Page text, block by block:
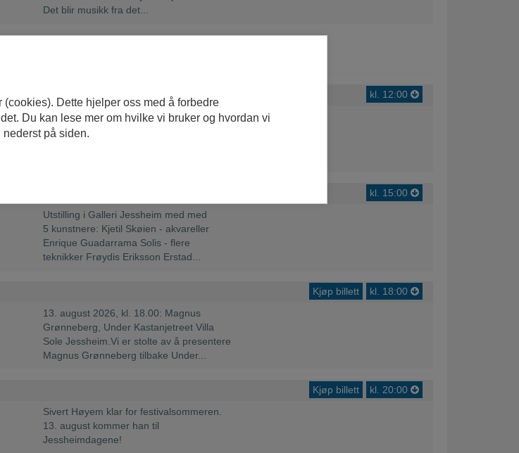
Dette hjelper oss med å forbedre
Du kan lese mer om hvilke vi bruker og hvordan vi
på siden.